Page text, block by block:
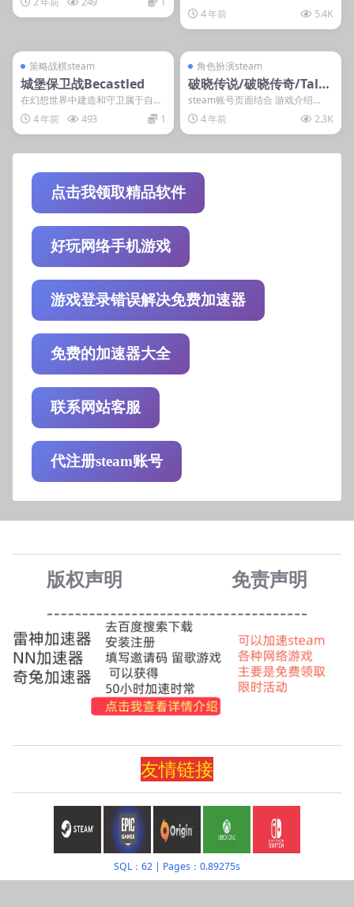
藏内容 本内容需权限...
4 年前 5.4K
策略战棋steam
城堡保卫战Becastled
在幻想世界中建造和守卫属于自己
的城堡吧！ 游戏介绍 《Becastle
d》是一款...
4 年前 493 1
角色扮演steam
破晓传说/破晓传奇/Tales
of Arise
steam账号页面结合 游戏介绍
《破晓传说》是由万代南梦宫发行
的传说系列最新作...
4 年前 2.3K
点击我领取精品软件
好玩网络手机游戏
游戏登录错误解决免费加速器
免费的加速器大全
联系网站客服
代注册steam账号
版权声明 免责声明
友情链接
SQL：62 | Pages：0.89275s